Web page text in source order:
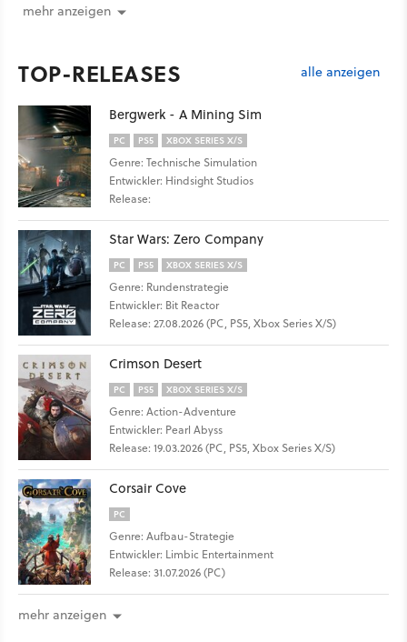
mehr anzeigen
TOP-RELEASES alle anzeigen
Bergwerk - A Mining Sim
PC PS5 XBOX SERIES X/S
Genre: Technische Simulation
Entwickler: Hindsight Studios
Release:
Star Wars: Zero Company
PC PS5 XBOX SERIES X/S
Genre: Rundenstrategie
Entwickler: Bit Reactor
Release: 27.08.2026 (PC, PS5, Xbox Series X/S)
Crimson Desert
PC PS5 XBOX SERIES X/S
Genre: Action-Adventure
Entwickler: Pearl Abyss
Release: 19.03.2026 (PC, PS5, Xbox Series X/S)
Corsair Cove
PC
Genre: Aufbau-Strategie
Entwickler: Limbic Entertainment
Release: 31.07.2026 (PC)
mehr anzeigen